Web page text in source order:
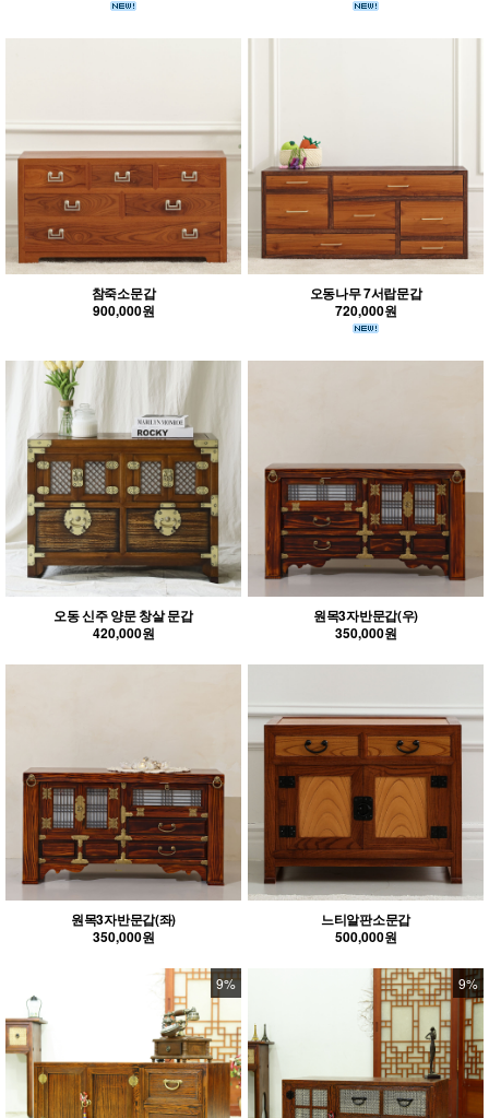
참죽소문갑
900,000원
오동나무 7서랍문갑
720,000원
오동 신주 양문 창살 문갑
420,000원
원목3자반문갑(우)
350,000원
원목3자반문갑(좌)
350,000원
느티알판소문갑
500,000원
9% 9%